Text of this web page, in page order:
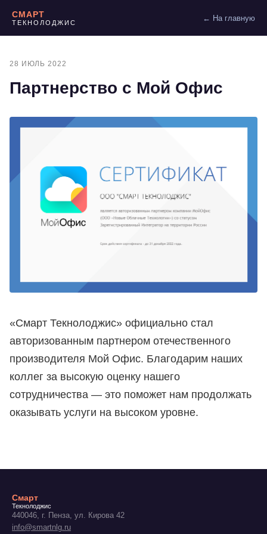
СМАРТ
ТЕКНОЛОДЖИС ← На главную
28 ИЮЛЬ 2022
Партнерство с Мой Офис
«Смарт Текнолоджис» официально стал
авторизованным партнером отечественного
производителя Мой Офис. Благодарим наших
коллег за высокую оценку нашего
сотрудничества — это поможет нам продолжать
оказывать услуги на высоком уровне.
Смарт
Текнолоджис
440046, г. Пенза, ул. Кирова 42
info@smartnlg.ru